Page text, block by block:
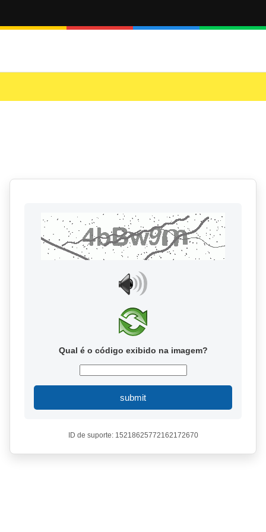
Qual é o código exibido na imagem?
submit
ID de suporte: 15218625772162172670